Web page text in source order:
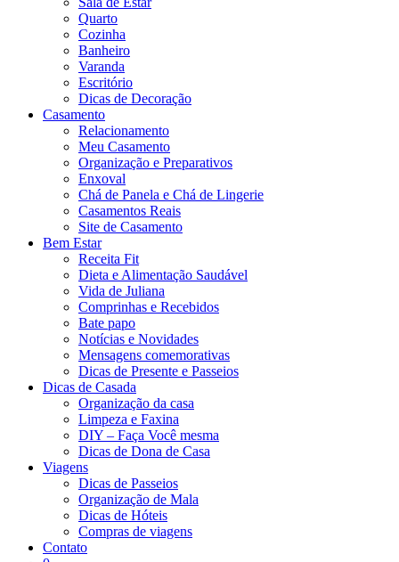
Quarto
Cozinha
Banheiro
Varanda
Escritório
Dicas de Decoração
Casamento
Relacionamento
Meu Casamento
Organização e Preparativos
Enxoval
Chá de Panela e Chá de Lingerie
Casamentos Reais
Site de Casamento
Bem Estar
Receita Fit
Dieta e Alimentação Saudável
Vida de Juliana
Comprinhas e Recebidos
Bate papo
Notícias e Novidades
Mensagens comemorativas
Dicas de Presente e Passeios
Dicas de Casada
Organização da casa
Limpeza e Faxina
DIY – Faça Você mesma
Dicas de Dona de Casa
Viagens
Dicas de Passeios
Organização de Mala
Dicas de Hóteis
Compras de viagens
Contato
0